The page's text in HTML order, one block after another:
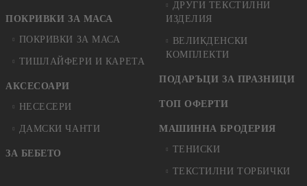
ПОКРИВКИ ЗА МАСА
ПОКРИВКИ ЗА МАСА
ТИШЛАЙФЕРИ И КАРЕТА
АКСЕСОАРИ
НЕСЕСЕРИ
ДАМСКИ ЧАНТИ
ЗА БЕБЕТО
ДРУГИ ТЕКСТИЛНИ
ИЗДЕЛИЯ
ВЕЛИКДЕНСКИ
КОМПЛЕКТИ
ПОДАРЪЦИ ЗА ПРАЗНИЦИ
ТОП ОФЕРТИ
МАШИННА БРОДЕРИЯ
ТЕНИСКИ
ТЕКСТИЛНИ ТОРБИЧКИ